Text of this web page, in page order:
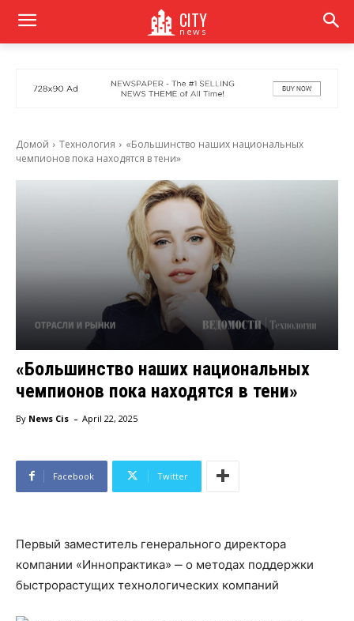
CITY
news
Домой Технология
«Большинство наших национальных
чемпионов пока находятся в тени»
«Большинство наших национальных
чемпионов пока находятся в тени»
By News Cis - April 22, 2025
Facebook Twitter
Первый заместитель генерального директора
компании «Иннопрактика» ‒ о методах поддержки
быстрорастущих технологических компаний